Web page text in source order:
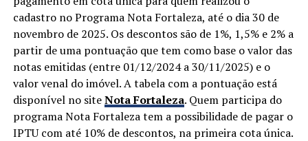
cadastro no Programa Nota Fortaleza, até o dia 30 de
novembro de 2025. Os descontos são de 1%, 1,5% e 2% a
partir de uma pontuação que tem como base o valor das
notas emitidas (entre 01/12/2024 a 30/11/2025) e o
valor venal do imóvel. A tabela com a pontuação está
disponível no siteNota Fortaleza. Quem participa do
programa Nota Fortaleza tem a possibilidade de pagar o
IPTU com até 10% de descontos, na primeira cota única.